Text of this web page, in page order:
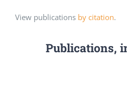
View publications by citation.
Publications,